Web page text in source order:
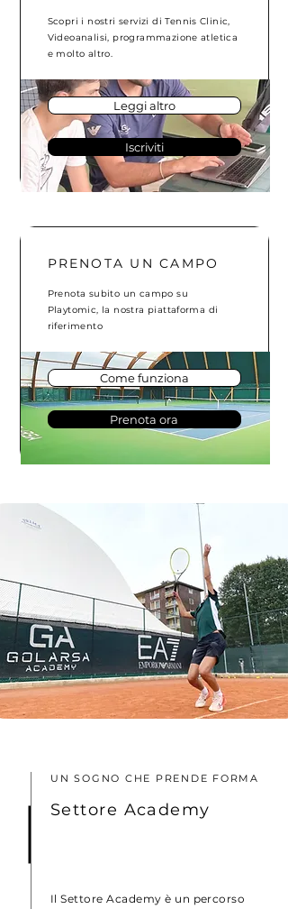
Scopri i nostri servizi di Tennis Clinic,
Videoanalisi, programmazione atletica
e molto altro.
Leggi altro
Iscriviti
PRENOTA UN CAMPO
Prenota subito un campo su
Playtomic, la nostra piattaforma di
riferimento
Come funziona
Prenota ora
UN SOGNO CHE PRENDE FORMA
Settore Academy
Il Settore Academy è un percorso